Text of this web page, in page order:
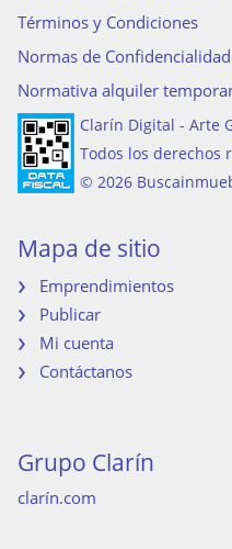
Términos y Condiciones
Normas de
Normativa alquiler
Clarín Digital - Arte
Todos los derechos
© 2026
Mapa de sitio
Emprendimientos
Publicar
Mi cuenta
Contáctanos
Grupo Clarín
clarín.com